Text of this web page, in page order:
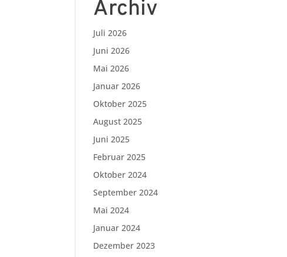
Archiv
Juli 2026
Juni 2026
Mai 2026
Januar 2026
Oktober 2025
August 2025
Juni 2025
Februar 2025
Oktober 2024
September 2024
Mai 2024
Januar 2024
Dezember 2023